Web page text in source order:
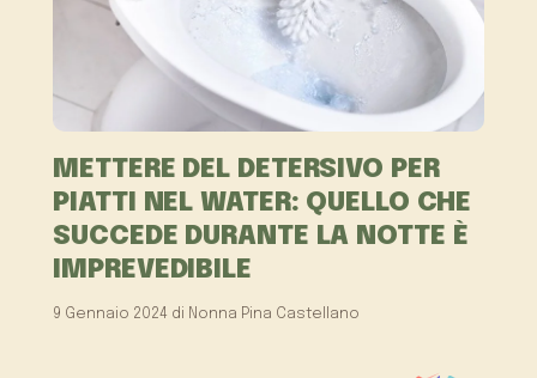
METTERE DEL DETERSIVO PER
PIATTI NEL WATER: QUELLO CHE
SUCCEDE DURANTE LA NOTTE È
IMPREVEDIBILE
9 Gennaio 2024 di Nonna Pina Castellano